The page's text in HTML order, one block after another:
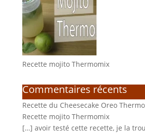
Recette mojito Thermomix
Commentaires récents
Recette du Cheesecake Oreo
Recette mojito Thermomix
[…] avoir testé cette recette, je la